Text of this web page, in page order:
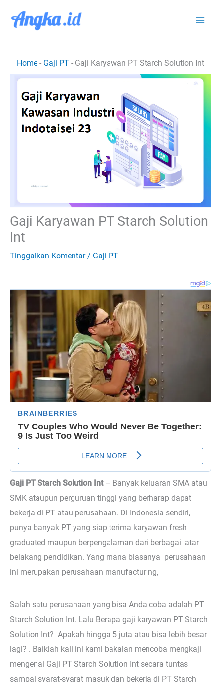
Home - Gaji PT - Gaji Karyawan PT Starch Solution Int
Gaji Karyawan PT Starch Solution
Int
Tinggalkan Komentar / Gaji PT
Gaji PT Starch Solution Int– Banyak keluaran SMA atau
SMK ataupun perguruan tinggi yang berharap dapat
bekerja di PT atau perusahaan. Di Indonesia sendiri,
punya banyak PT yang siap terima karyawan fresh
graduated maupun berpengalaman dari berbagai latar
belakang pendidikan. Yang mana biasanya perusahaan
ini merupakan perusahaan manufacturing,
Salah satu perusahaan yang bisa Anda coba adalah PT
Starch Solution Int. Lalu Berapa gaji karyawan PT Starch
Solution Int? Apakah hingga 5 juta atau bisa lebih besar
lagi? . Baiklah kali ini kami bakalan mencoba mengkaji
mengenai Gaji PT Starch Solution Int secara tuntas
sampai syarat-syarat masuk dan bekerja di PT Starch